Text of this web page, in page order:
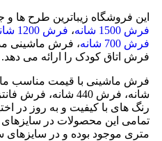
این فروشگاه زیباترین طرح ها و
فرش 1500 شانه
،فرش 1200 شانه با گل های برجسته
فرش 700 شانه
، فرش ماشینی
فرش اتاق کودک را ارائه می دهد.
شانه، فرش 440 شانه، فرش فانتزی،
رنگ های با کیفیت و به روز در
متری موجود بوده و در سایزهای